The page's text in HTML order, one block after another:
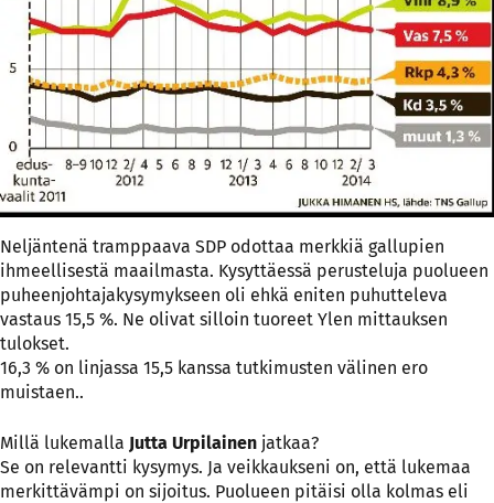
Neljäntenä tramppaava SDP odottaa merkkiä gallupien
ihmeellisestä maailmasta. Kysyttäessä perusteluja puolueen
puheenjohtajakysymykseen oli ehkä eniten puhutteleva
vastaus 15,5 %. Ne olivat silloin tuoreet Ylen mittauksen
tulokset.
16,3 % on linjassa 15,5 kanssa tutkimusten välinen ero
muistaen..
Millä lukemalla Jutta Urpilainen jatkaa?
Se on relevantti kysymys. Ja veikkaukseni on, että lukemaa
merkittävämpi on sijoitus. Puolueen pitäisi olla kolmas eli